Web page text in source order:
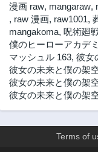
漫画 raw, mangaraw,
, raw 漫画, raw1001,
mangakoma, 呪術廻
僕のヒーローアカデ
マッシュル 163, 彼女
彼女の未来と僕の架
彼女の未来と僕の架
彼女の未来と僕の架
Terms of